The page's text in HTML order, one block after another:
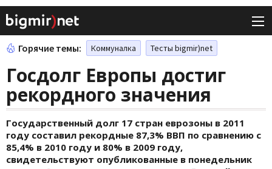
Горячие темы: Коммуналка Тесты bigmir)net
Госдолг Европы достиг
рекордного значения
Государственный долг 17 стран еврозоны в 2011
году составил рекордные 87,3% ВВП по сравнению с
85,4% в 2010 году и 80% в 2009 году,
свидетельствуют опубликованные в понедельник